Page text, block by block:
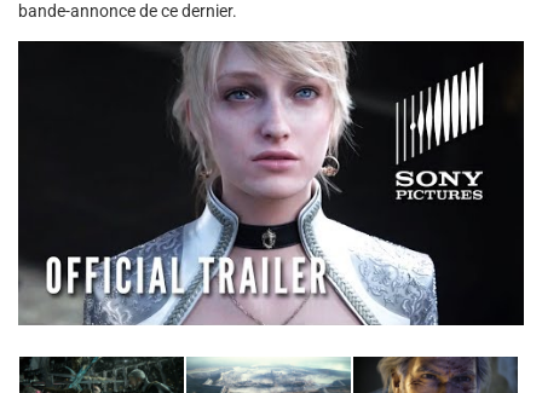
bande-annonce de ce dernier.